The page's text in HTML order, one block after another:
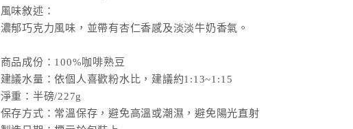
風味敘述：
濃郁巧克力風味，並帶有杏仁香感及淡淡牛奶香氣。
商品成份：100%咖啡熟豆
建議水量：依個人喜歡粉水比，建議約1:13~1:15
淨重：半磅/227g
保存方式：常溫保存，避免高溫或潮濕，避免陽光直射